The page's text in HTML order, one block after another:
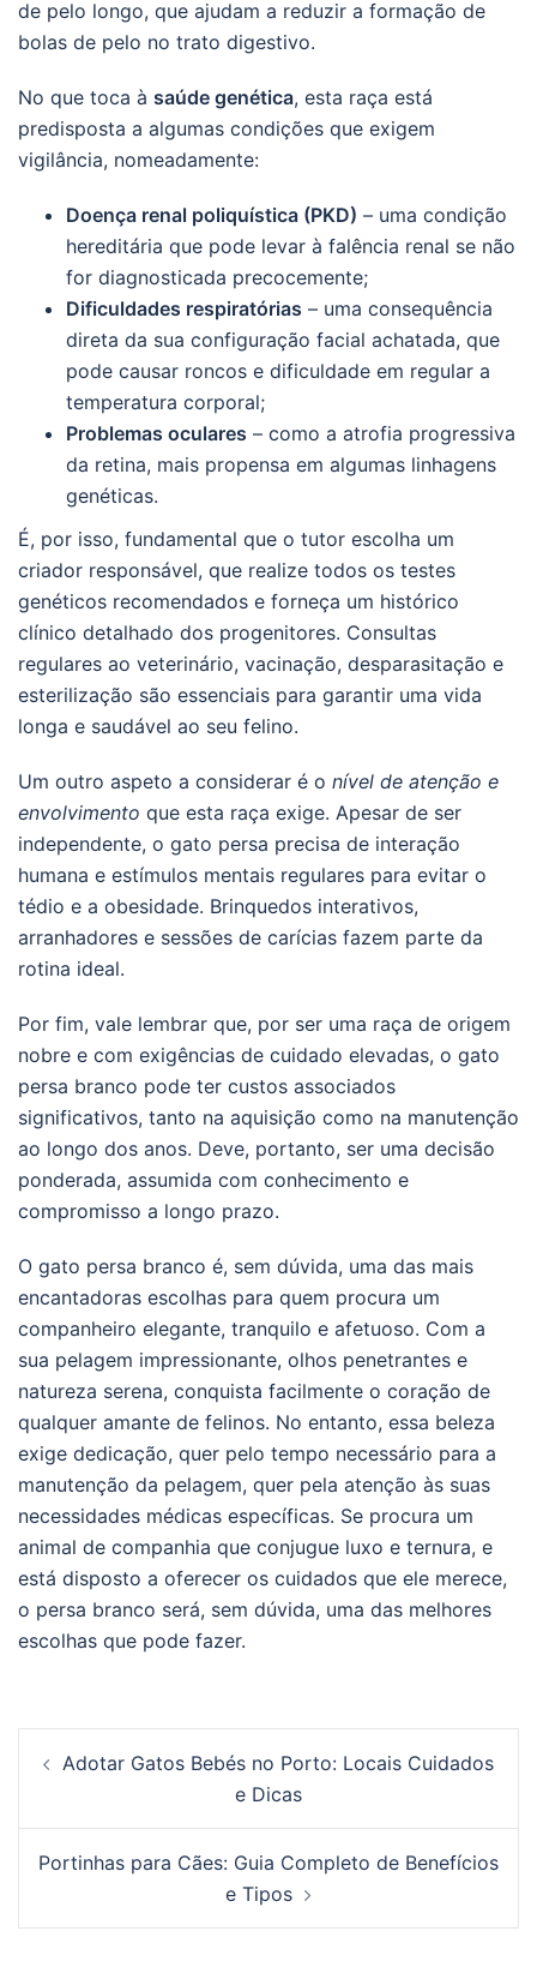
de pelo longo, que ajudam a reduzir a formação de
bolas de pelo no trato digestivo.
No que toca à saúde genética, esta raça está
predisposta a algumas condições que exigem
vigilância, nomeadamente:
Doença renal poliquística (PKD) – uma condição
hereditária que pode levar à falência renal se não
for diagnosticada precocemente;
Dificuldades respiratórias – uma consequência
direta da sua configuração facial achatada, que
pode causar roncos e dificuldade em regular a
temperatura corporal;
Problemas oculares – como a atrofia progressiva
da retina, mais propensa em algumas linhagens
genéticas.
É, por isso, fundamental que o tutor escolha um
criador responsável, que realize todos os testes
genéticos recomendados e forneça um histórico
clínico detalhado dos progenitores. Consultas
regulares ao veterinário, vacinação, desparasitação e
esterilização são essenciais para garantir uma vida
longa e saudável ao seu felino.
Um outro aspeto a considerar é o nível de atenção e
envolvimento que esta raça exige. Apesar de ser
independente, o gato persa precisa de interação
humana e estímulos mentais regulares para evitar o
tédio e a obesidade. Brinquedos interativos,
arranhadores e sessões de carícias fazem parte da
rotina ideal.
Por fim, vale lembrar que, por ser uma raça de origem
nobre e com exigências de cuidado elevadas, o gato
persa branco pode ter custos associados
significativos, tanto na aquisição como na manutenção
ao longo dos anos. Deve, portanto, ser uma decisão
ponderada, assumida com conhecimento e
compromisso a longo prazo.
O gato persa branco é, sem dúvida, uma das mais
encantadoras escolhas para quem procura um
companheiro elegante, tranquilo e afetuoso. Com a
sua pelagem impressionante, olhos penetrantes e
natureza serena, conquista facilmente o coração de
qualquer amante de felinos. No entanto, essa beleza
exige dedicação, quer pelo tempo necessário para a
manutenção da pelagem, quer pela atenção às suas
necessidades médicas específicas. Se procura um
animal de companhia que conjugue luxo e ternura, e
está disposto a oferecer os cuidados que ele merece,
o persa branco será, sem dúvida, uma das melhores
escolhas que pode fazer.
navigation
Adotar Gatos Bebés no Porto: Locais Cuidados
e Dicas
Portinhas para Cães: Guia Completo de Benefícios
e Tipos